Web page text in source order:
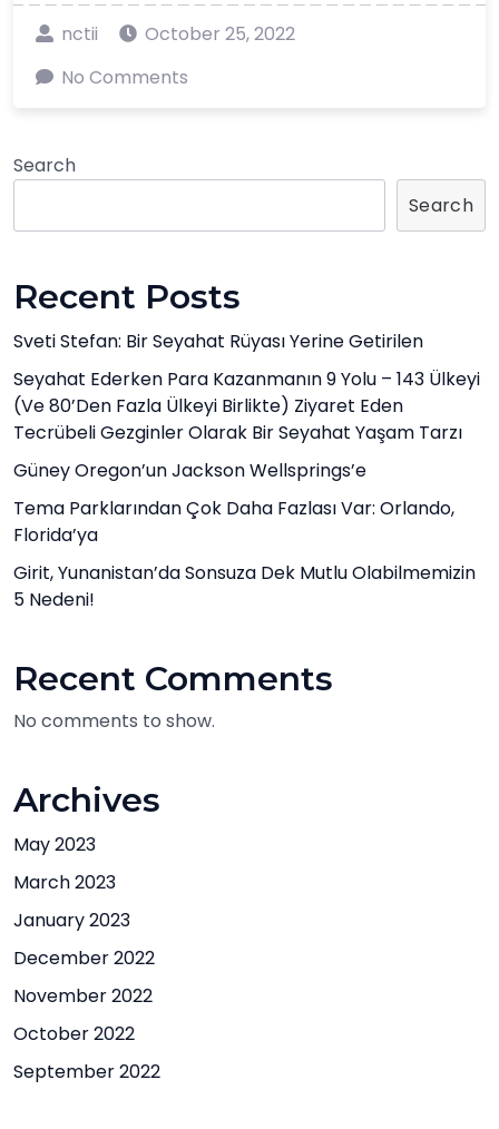
nctii
October 25, 2022
No Comments
Search
Search
Recent Posts
Sveti Stefan: Bir Seyahat Rüyası Yerine Getirilen
Seyahat Ederken Para Kazanmanın 9 Yolu – 143 Ülkeyi
(ve 80’den Fazla Ülkeyi Birlikte) Ziyaret Eden
Tecrübeli Gezginler Olarak Bir Seyahat Yaşam Tarzı
Güney Oregon’un Jackson Wellsprings’e
Tema Parklarından Çok Daha Fazlası Var: Orlando,
Florida’ya
Girit, Yunanistan’da Sonsuza Dek Mutlu Olabilmemizin
5 Nedeni!
Recent Comments
No comments to show.
Archives
May 2023
March 2023
January 2023
December 2022
November 2022
October 2022
September 2022